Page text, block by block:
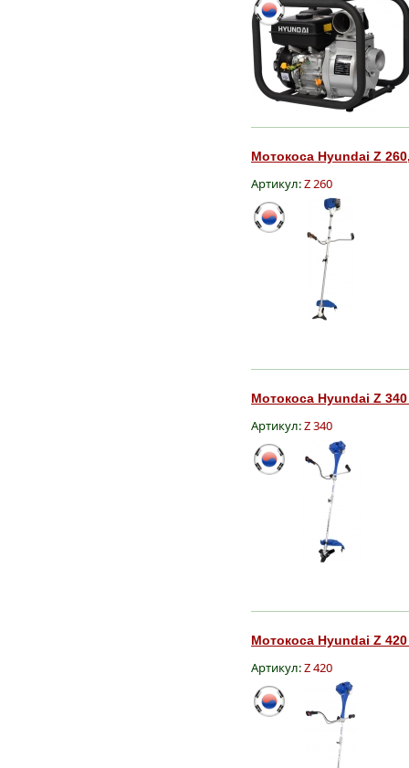
Мотокоса Hyundai Z
Артикул:Z 260
Мотокоса Hyundai Z
Артикул:Z 340
Мотокоса Hyundai Z
Артикул:Z 420